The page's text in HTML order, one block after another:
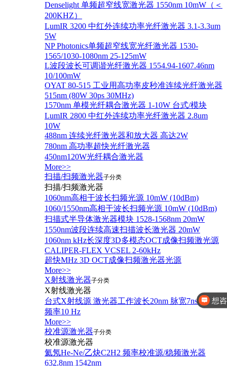
Denselight 单频超窄线宽激光器 1550nm 10mW（＜
200KHZ）
LumIR 3200 中红外连续功率光纤激光器 3.1-3.3um
5W
NP Photonics单频超窄线宽光纤激光器 1530-
1565/1030-1080nm 25-125mW
L波段波长可调谐光纤激光器 1554.94-1607.46nm
10/100mW
OYAT 80-515 工业用高功率皮秒准连续光纤激光器
515nm (80W 30ps 30MHz)
1570nm 单模光纤耦合激光器 1-10W 台式/模块
LumIR 2800 中红外连续功率光纤激光器 2.8um
10W
488nm 连续光纤激光器和放大器 高达2W
780nm 高功率超快光纤激光器
450nm120W光纤耦合激光器
More>>
扫描/扫频激光器子分类
扫描/扫频激光器
1060nm高相干波长扫频光源 10mW (10dBm)
1060/1550nm高相干波长扫频光源 10mW (10dBm)
扫描式半导体激光器模块 1528-1568nm 20mW
1550nm波段连续高速扫描波长激光器 20mW
1060nm kHz长深度3D多模态OCT成像扫频激光源
CALIPER-FLEX VCSEL 2-60kHz
超快MHz 3D OCT成像扫频激光器光源
More>>
X射线激光器子分类
X射线激光器
台式X射线源 激光器工作波长20nm 脉宽7ns 重复
频率10 Hz
More>>
校准源激光器子分类
校准源激光器
氦氖He-Ne/乙炔C2H2 频率校准源/稳频激光器
632.8nm 1542nm
你好，有